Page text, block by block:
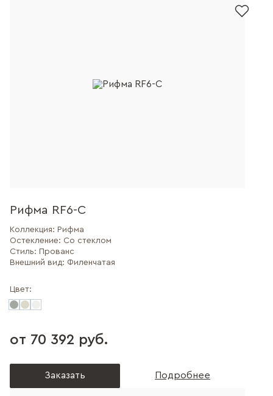
Рифма RF6-C
Коллекция: Рифма
Остекление: Со стеклом
Стиль: Прованс
Внешний вид: Филенчатая
Цвет:
от 70 392 руб.
Заказать Подробнее